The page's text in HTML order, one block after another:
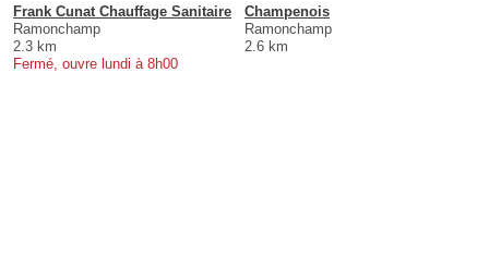
Frank Cunat Chauffage Sanitaire
Ramonchamp
2.3 km
Fermé, ouvre lundi à 8h00
Champenois
Ramonchamp
2.6 km